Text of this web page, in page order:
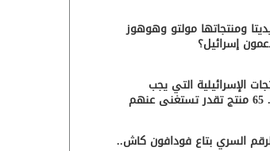
ومنتجاتها مولتو وهوهوز
إسرائيل؟
الإسرائيلية التي يجب
السري بتاع فودافون كاش..